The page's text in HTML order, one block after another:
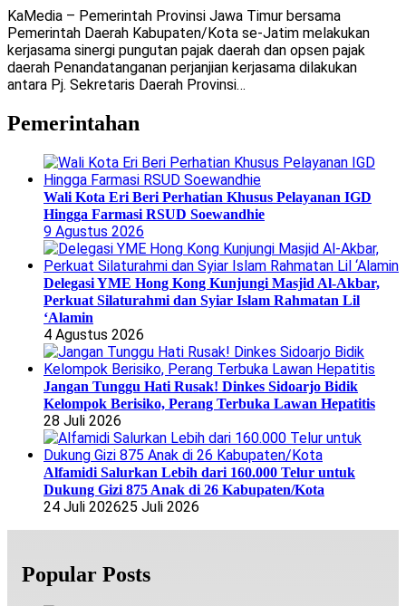
KaMedia – Pemerintah Provinsi Jawa Timur bersama
Pemerintah Daerah Kabupaten/Kota se-Jatim melakukan
kerjasama sinergi pungutan pajak daerah dan opsen pajak
daerah Penandatanganan perjanjian kerjasama dilakukan
antara Pj. Sekretaris Daerah Provinsi…
Pemerintahan
Wali Kota Eri Beri Perhatian Khusus Pelayanan IGD
Hingga Farmasi RSUD Soewandhie
9 Agustus 2026
Delegasi YME Hong Kong Kunjungi Masjid Al-Akbar,
Perkuat Silaturahmi dan Syiar Islam Rahmatan Lil
‘Alamin
4 Agustus 2026
Jangan Tunggu Hati Rusak! Dinkes Sidoarjo Bidik
Kelompok Berisiko, Perang Terbuka Lawan Hepatitis
28 Juli 2026
Alfamidi Salurkan Lebih dari 160.000 Telur untuk
Dukung Gizi 875 Anak di 26 Kabupaten/Kota
24 Juli 202625 Juli 2026
Popular Posts